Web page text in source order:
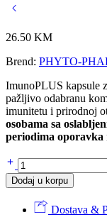
26.50 KM
Brend: PHYTO-
ImunoPLUS kapsule
pažljivo odabranu
imunitetu i prirodnoj
osobama sa
periodima oporavka
Biljne
kapsule
za
ImunoPLUS
Dodaj u korpu
Dostava &